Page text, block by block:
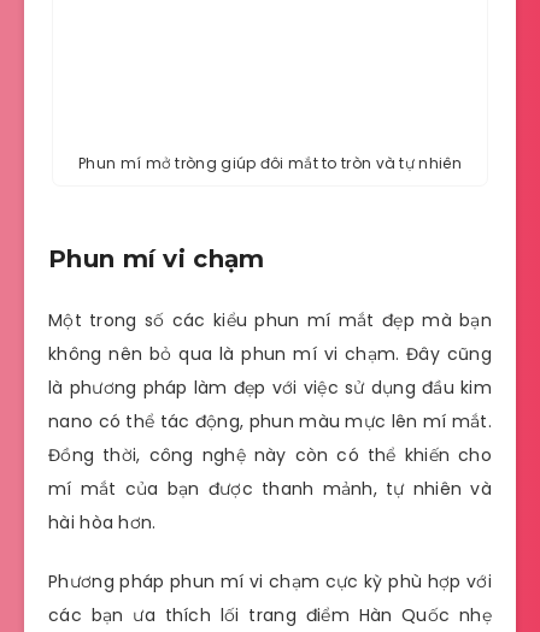
Phun mí mở tròng giúp đôi mắt to tròn và tự nhiên
Phun mí vi chạm
Một trong số các kiểu phun mí mắt đẹp mà bạn
không nên bỏ qua là phun mí vi chạm. Đây cũng
là phương pháp làm đẹp với việc sử dụng đầu kim
nano có thể tác động, phun màu mực lên mí mắt.
Đồng thời, công nghệ này còn có thể khiến cho
mí mắt của bạn được thanh mảnh, tự nhiên và
hài hòa hơn.
Phương pháp phun mí vi chạm cực kỳ phù hợp với
các bạn ưa thích lối trang điểm Hàn Quốc nhẹ